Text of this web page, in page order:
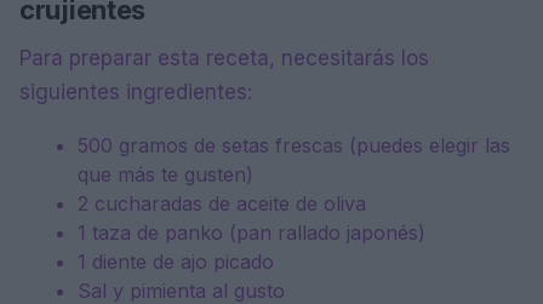
crujientes
Para preparar esta receta, necesitarás los
siguientes ingredientes:
500 gramos de setas frescas (puedes elegir las
que más te gusten)
2 cucharadas de aceite de oliva
1 taza de panko (pan rallado japonés)
1 diente de ajo picado
Sal y pimienta al gusto